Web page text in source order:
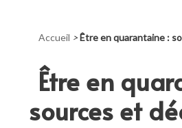
Accueil >Être en quarantaine :
Être en
sources et